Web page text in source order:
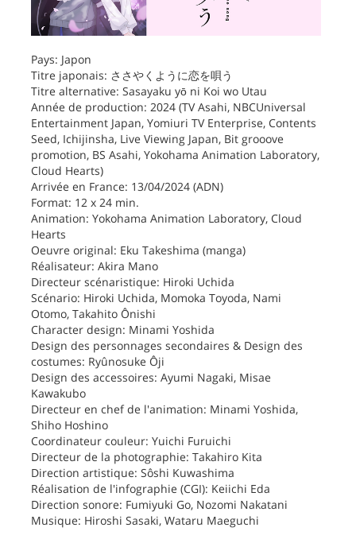
Pays: Japon
Titre japonais: ささやくように恋を唄う
Titre alternative: Sasayaku yō ni Koi wo Utau
Année de production: 2024 (TV Asahi, NBCUniversal
Entertainment Japan, Yomiuri TV Enterprise, Contents
Seed, Ichijinsha, Live Viewing Japan, Bit grooove
promotion, BS Asahi, Yokohama Animation Laboratory,
Cloud Hearts)
Arrivée en France: 13/04/2024 (ADN)
Format: 12 x 24 min.
Animation: Yokohama Animation Laboratory, Cloud
Hearts
Oeuvre original: Eku Takeshima (manga)
Réalisateur: Akira Mano
Directeur scénaristique: Hiroki Uchida
Scénario: Hiroki Uchida, Momoka Toyoda, Nami
Otomo, Takahito Ônishi
Character design: Minami Yoshida
Design des personnages secondaires & Design des
costumes: Ryûnosuke Ôji
Design des accessoires: Ayumi Nagaki, Misae
Kawakubo
Directeur en chef de l'animation: Minami Yoshida,
Shiho Hoshino
Coordinateur couleur: Yuichi Furuichi
Directeur de la photographie: Takahiro Kita
Direction artistique: Sôshi Kuwashima
Réalisation de l'infographie (CGI): Keiichi Eda
Direction sonore: Fumiyuki Go, Nozomi Nakatani
Musique: Hiroshi Sasaki, Wataru Maeguchi